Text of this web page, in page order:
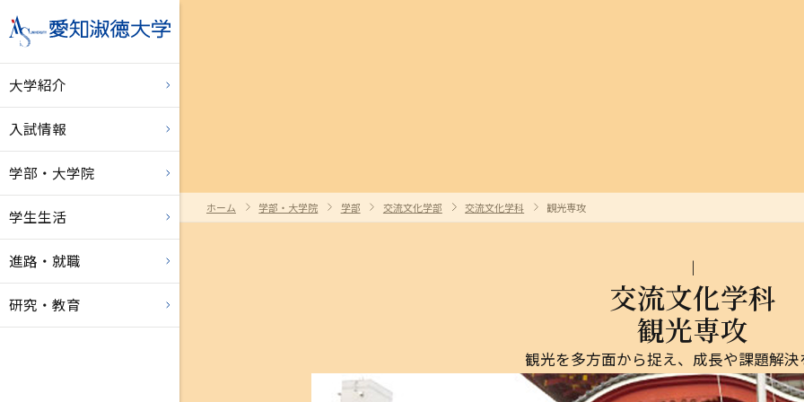
大学紹介
入試情報
学部・大学院
学生生活
進路・就職
研究・教育
ホーム 学部・大学院 学部 交流文化学部 交流文化学科 観光専攻
交流文化学科
観光専攻
観光を多方面から捉え、成長や課題解